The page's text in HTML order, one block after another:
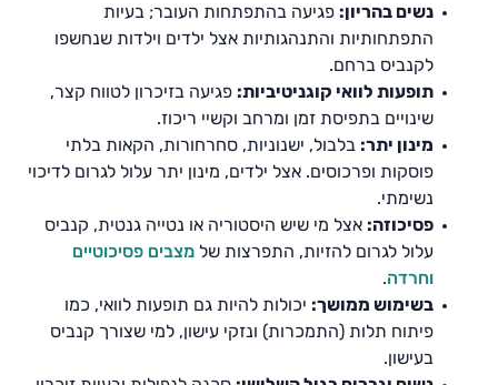
נשים בהריון: פגיעה בהתפתחות העובר; בעיות
התפתחותיות והתנהגותיות אצל ילדים וילדות שנחשפו
לקנביס ברחם.
תופעות לוואי קוגניטיביות: פגיעה בזיכרון לטווח קצר,
שינויים בתפיסת זמן ומרחב וקשיי ריכוז.
מינון יתר: בלבול, ישנוניות, סחרחורות, הקאות בלתי
פוסקות ופרכוסים. אצל ילדים, מינון יתר עלול לגרום לדיכוי
נשימתי.
פסיכוזה: אצל מי שיש היסטוריה או נטייה גנטית, קנביס
עלול לגרום להזיות, התפרצות של מצבים פסיכוטיים
וחרדה.
בשימוש ממושך: יכולות להיות גם תופעות לוואי, כמו
פיתוח תלות (התמכרות) ונזקי עישון, למי שצורך קנביס
בעישון.